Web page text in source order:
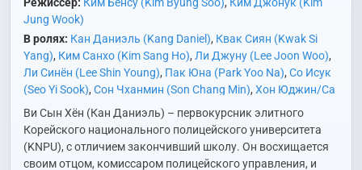
Jung Wook)
В ролях: Кан Даниэль (Kang Daniel), Квак Сиян (Kwak Si
Yang), Ким Санхо (Kim Sang Ho), Ли Джуну (Lee Joon Woo),
Ли Синён (Lee Shin Young), Пак Юна (Park Yoo Na), Со Исук
(Seo Yi Sook),Сон Чханмин (Son Chang Min),Хон Юджин/Са
Кан (Hong Yoo Jin/Sa Kang)
Ви Сын Хён (Кан Даниэль) – первокурсник элитного
Корейского национального полицейского университета
(KNPU), с отличием закончивший школу. Он восхищается
своим отцом, комиссаром полицейского управления, и